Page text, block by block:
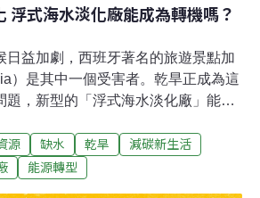
浮式海水淡化廠能成為轉機嗎？
日益加劇，西班牙著名的旅遊景點加
）是其中一個受害者。乾旱正成為這
題，新型的「浮式海水淡化廠」能拯
，早在今（2024）年初，因巴塞隆納
的加泰隆尼亞省就已經多次出現用
源 缺水 乾旱
減碳新生活
能源轉型